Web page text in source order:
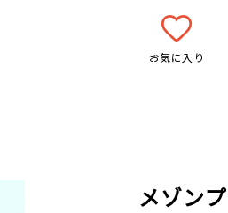
お気に入り
メゾン